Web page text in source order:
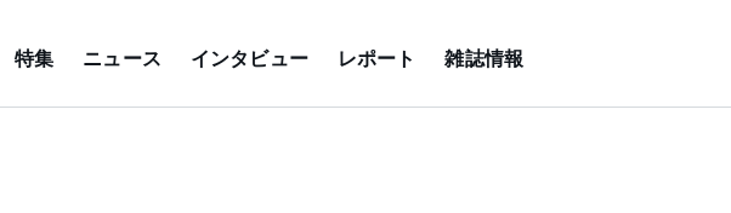
特集 ニュース インタビュー レポート 雑誌情報